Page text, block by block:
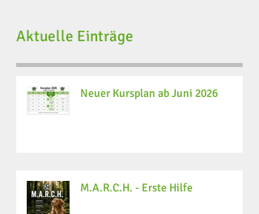
Aktuelle Einträge
Neuer Kursplan ab Juni 2026
M.A.R.C.H. - Erste Hilfe